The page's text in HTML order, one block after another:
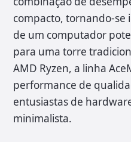
compacto, tornando-se
de um computador
para uma torre
AMD Ryzen, a linha
performance de
entusiastas de
minimalista.